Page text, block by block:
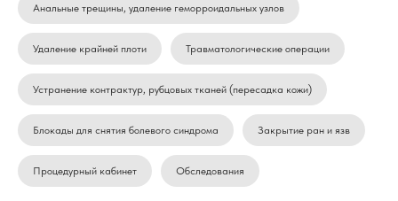
Анальные трещины, удаление геморроидальных узлов
Удаление крайней плоти Травматологические операции
Устранение контрактур, рубцовых тканей (пересадка кожи)
Блокады для снятия болевого синдрома Закрытие ран и язв
Процедурный кабинет Обследования